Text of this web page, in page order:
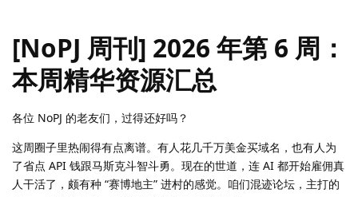
[NoPJ 周刊] 2026 年第 6 周：
本周精华资源汇总
各位 NoPJ 的老友们，过得还好吗？
这周圈子里热闹得有点离谱。有人花几千万美金买域名，也有人为
了省点 API 钱跟马斯克斗智斗勇。现在的世道，连 AI 都开始雇佣真
人干活了，颇有种 “赛博地主” 进村的感觉。咱们混迹论坛，主打的